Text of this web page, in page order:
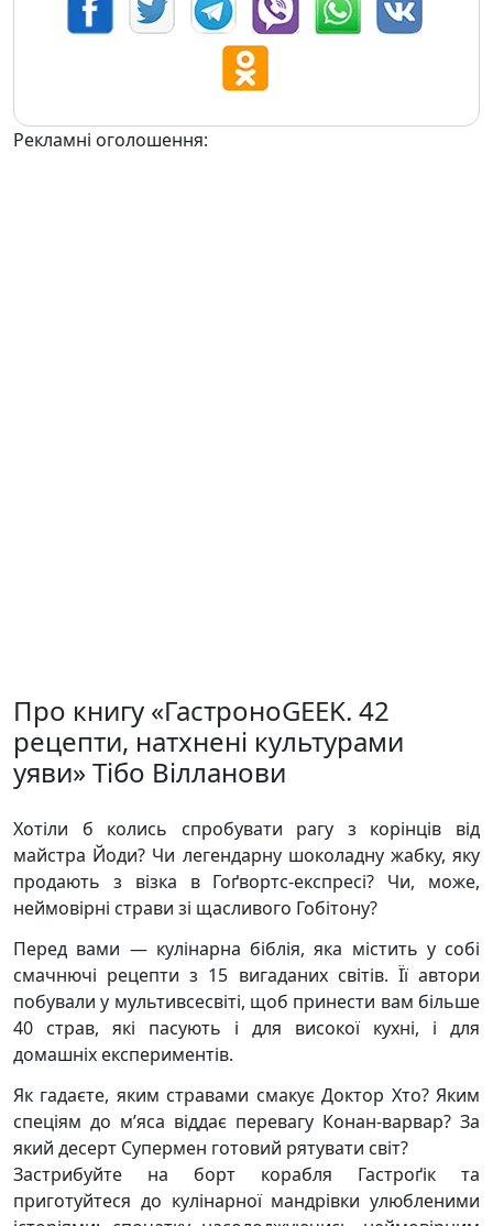
Рекламні оголошення:
Про книгу «ГастроноGEEK. 42
рецепти, натхнені культурами
уяви» Тібо Вілланови
Хотіли б колись спробувати рагу з корінців від
майстра Йоди? Чи легендарну шоколадну жабку, яку
продають з візка в Гоґвортс-експресі? Чи, може,
неймовірні страви зі щасливого Гобітону?
Перед вами — кулінарна біблія, яка містить у собі
смачнючі рецепти з 15 вигаданих світів. Її автори
побували у мультивсесвіті, щоб принести вам більше
40 страв, які пасують і для високої кухні, і для
домашніх експериментів.
Як гадаєте, яким стравами смакує Доктор Хто? Яким
спеціям до м’яса віддає перевагу Конан-варвар? За
який десерт Супермен готовий рятувати світ?
Застрибуйте на борт корабля Гастроґік та
приготуйтеся до кулінарної мандрівки улюбленими